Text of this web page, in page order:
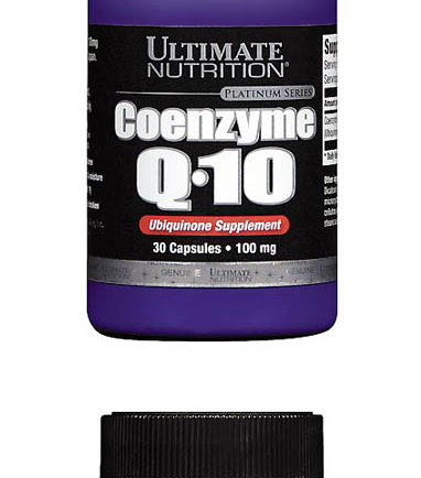
КРЕАТИН
KETO
ОДЕЖДА ДЛЯ ТРЕНИРОВОК
ОКСИД АЗОТА (NO, AAKG)